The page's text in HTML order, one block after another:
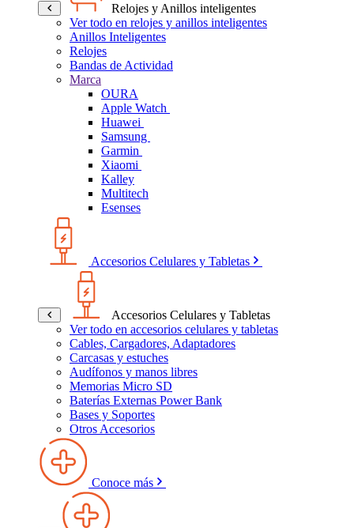
Relojes y Anillos inteligentes
Ver todo en relojes y anillos inteligentes
Anillos Inteligentes
Relojes
Bandas de Actividad
Marca
OURA
Apple Watch
Huawei
Samsung
Garmin
Xiaomi
Kalley
Multitech
Esenses
Accesorios Celulares y Tabletas
Accesorios Celulares y Tabletas
Ver todo en accesorios celulares y tabletas
Cables, Cargadores, Adaptadores
Carcasas y estuches
Audífonos y manos libres
Memorias Micro SD
Baterías Externas Power Bank
Bases y Soportes
Otros Accesorios
Conoce más